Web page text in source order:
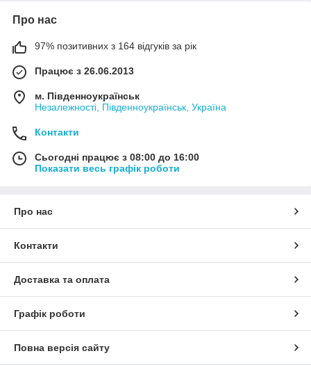
Про нас
97% позитивних з 164 відгуків за рік
Працює з 26.06.2013
м. Південноукраїнськ
Незалежності, Південноукраїнськ, Україна
Контакти
Сьогодні працює з 08:00 до 16:00
Показати весь графік роботи
Про нас
Контакти
Доставка та оплата
Графік роботи
Повна версія сайту